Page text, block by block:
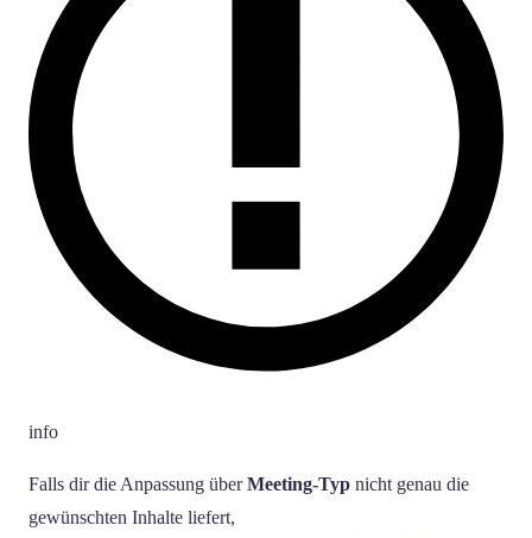
info
Falls dir die Anpassung überMeeting-Typ nicht genau die
gewünschten Inhalte liefert,